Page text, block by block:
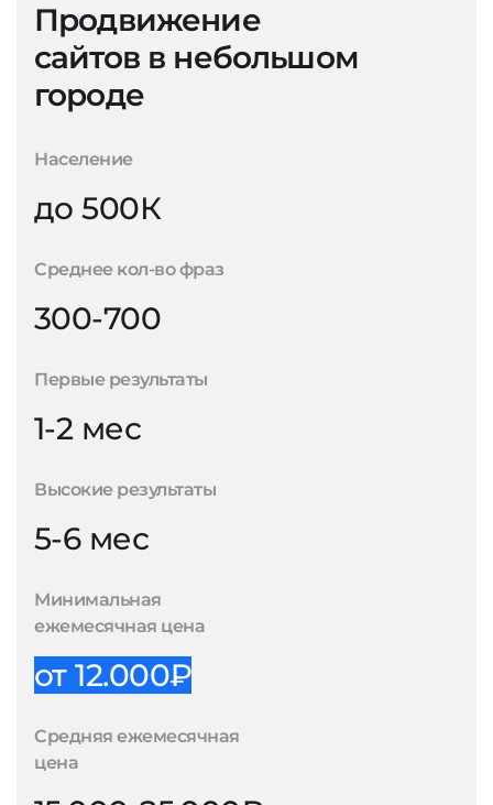
Продвижение
сайтов в небольшом
городе
Население
до 500К
Среднее кол-во фраз
300-700
Первые результаты
1-2 мес
Высокие результаты
5-6 мес
Минимальная
ежемесячная цена
от 12.000₽
Средняя ежемесячная
цена